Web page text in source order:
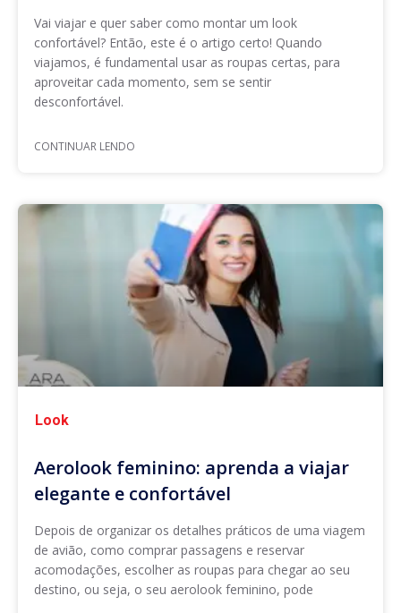
Vai viajar e quer saber como montar um look
confortável? Então, este é o artigo certo! Quando
viajamos, é fundamental usar as roupas certas, para
aproveitar cada momento, sem se sentir
desconfortável.
CONTINUAR LENDO
Look
Aerolook feminino: aprenda a viajar
elegante e confortável
Depois de organizar os detalhes práticos de uma viagem
de avião, como comprar passagens e reservar
acomodações, escolher as roupas para chegar ao seu
destino, ou seja, o seu aerolook feminino, pode